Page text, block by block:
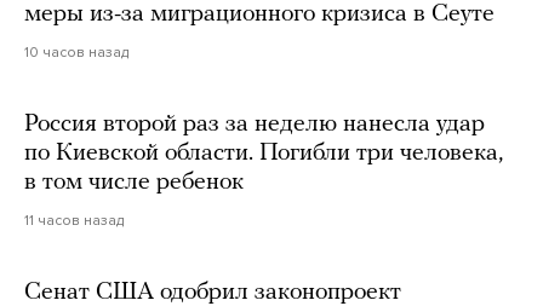
меры из-за миграционного кризиса в Сеуте
10 часов назад
Россия второй раз за неделю нанесла удар
по Киевской области. Погибли три человека,
в том числе ребенок
11 часов назад
Сенат США одобрил законопроект